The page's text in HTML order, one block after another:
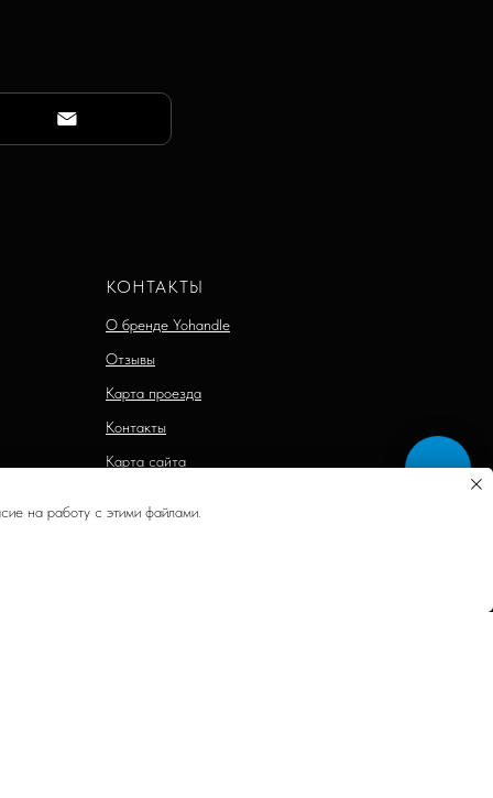
КОНТАКТЫ
О бренде Yohandle
Отзывы
Карта проезда
Контакты
Карта сайта
на работу с этими файлами.